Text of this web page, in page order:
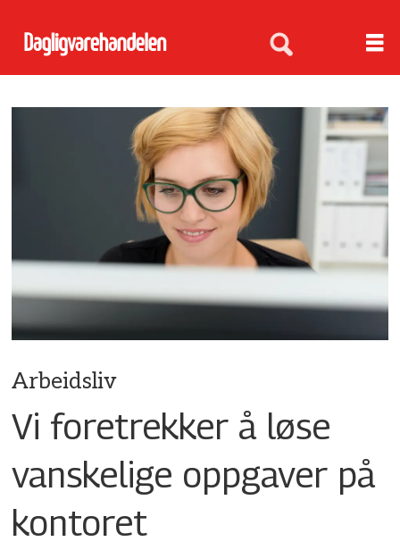
Arbeidsliv
Vi foretrekker å løse
vanskelige oppgaver på
kontoret